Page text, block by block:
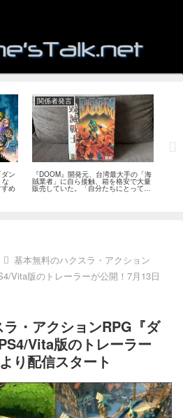
ン
な
め
関係者発言
『DOOM』開発元、台湾最大手の「海
賊業者」に自ら接触、箱を格安で大量
販売していた。「自分たちにとっては
流通だった」
基本無料のハクスラ・アクション
Vita版のトレーラーが公開！7月13日
・アクションRPG『ダ
Vita版のトレーラー
り配信スタート